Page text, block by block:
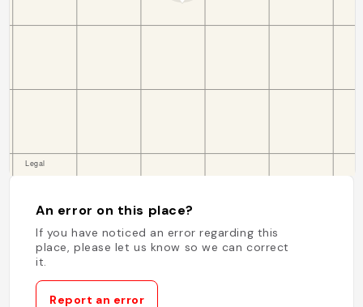
An error on this place?
If you have noticed an error regarding this
place, please let us know so we can correct
it.
Report an error